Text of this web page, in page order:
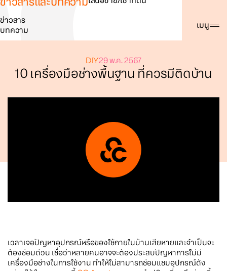
ค้นหา เมนู
ข่าวสาร
บทความ
DIY29 พ.ค. 2567
10 เครื่องมือช่างพื้นฐาน ที่ควรมีติดบ้าน
เวลาเจอปัญหาอุปกรณ์หรือของใช้ภายในบ้านเสียหายและจำเป็นจะ
ต้องซ่อมด่วน เชื่อว่าหลายคนอาจจะต้องประสบปัญหาการไม่มี
เครื่องมือช่างในการใช้งาน ทำให้ไม่สามารถซ่อมแซมอุปกรณ์ดัง